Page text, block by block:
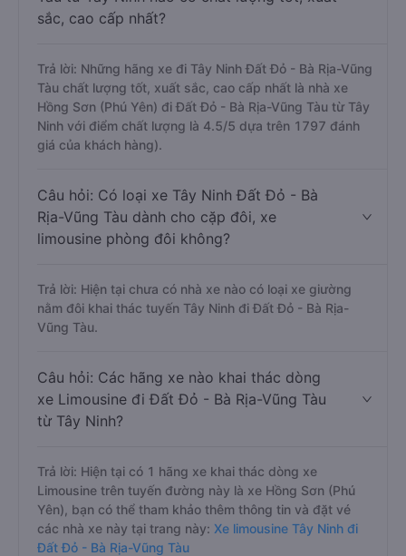
sắc, cao cấp nhất?
Trả lời: Những hãng xe đi Tây Ninh Đất Đỏ - Bà Rịa-Vũng
Tàu chất lượng tốt, xuất sắc, cao cấp nhất là nhà xe
Hồng Sơn (Phú Yên) đi Đất Đỏ - Bà Rịa-Vũng Tàu từ Tây
Ninh với điểm chất lượng là 4.5/5 dựa trên 1797 đánh
giá của khách hàng).
Câu hỏi: Có loại xe Tây Ninh Đất Đỏ - Bà
Rịa-Vũng Tàu dành cho cặp đôi, xe
limousine phòng đôi không?
Trả lời: Hiện tại chưa có nhà xe nào có loại xe giường
nằm đôi khai thác tuyến Tây Ninh đi Đất Đỏ - Bà Rịa-
Vũng Tàu.
Câu hỏi: Các hãng xe nào khai thác dòng
xe Limousine đi Đất Đỏ - Bà Rịa-Vũng Tàu
từ Tây Ninh?
Trả lời: Hiện tại có 1 hãng xe khai thác dòng xe
Limousine trên tuyến đường này là xe Hồng Sơn (Phú
Yên), bạn có thể tham khảo thêm thông tin và đặt vé
các nhà xe này tại trang này: Xe limousine Tây Ninh đi
Đất Đỏ - Bà Rịa-Vũng Tàu